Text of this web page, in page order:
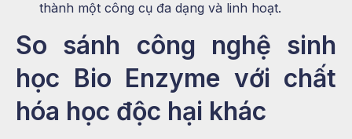
thành một công cụ đa dạng và linh hoạt.
So sánh công nghệ sinh
học Bio Enzyme với chất
hóa học độc hại khác